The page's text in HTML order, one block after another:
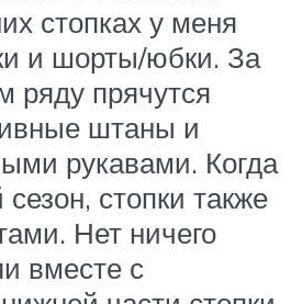
стопках у меня
и шорты/юбки. За
ряду прячутся
штаны и
рукавами. Когда
сезон, стопки также
Нет ничего
вместе с